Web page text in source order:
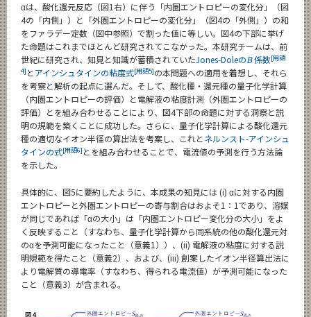
αは、酸化還元反応（図1右）に伴う「内圏エントロピーの変化分」（図
4の「内側」）と「外圏エントロピーの変化分」（図4の「外側」）の和
をファラデー定数（図中参照）で割った値に等しい。図4の下部に挙げ
た命題はこれまでほとんど研究されてこなかった。本研究チームは、前
世紀に研究され、知見と知識が蓄積されていたJones-DoleのB係数[用語
4] とアインシュタインの粘度式[用語5]の本問題への適用を着想し、それら
を考察と解析の起点に選んだ。そして、酸化種・還元種の量子化学計算
（内圏エントロピーの評価）と電解液の粘度計測（外圏エントロピーの
評価）とを組み合わせることにより、図4下部の命題に対する洞察と説
明の規範を築くことに成功した。さらに、量子化学計算による酸化還元
種の適切なイオン半径の算出法を考案し、これとネルンスト-アインシュ
タインの式[用語6] とを組み合わせることで、電流値の予測を行う方法論
を示した。
具体的に、図5に要約したように、本成果の知見には (i) αに対する内圏
エントロピーと外圏エントロピーの寄与割合はおよそ1：1であり、溶媒
が同じであれば「αの大小」は「内圏エントロピー変化分の大小」をよ
く反映すること（すなわち、量子化学計算から同系統の他の酸化還元対
のαを予測可能になったこと（意義1））、(ii) 電解液の粘度に対する説
明規範を得たこと（意義2）、および、(iii) 創案したイオン半径算出法に
より電解質の導電率（すなわち、得られる電流値）が予測可能になった
こと（意義3）が含まれる。